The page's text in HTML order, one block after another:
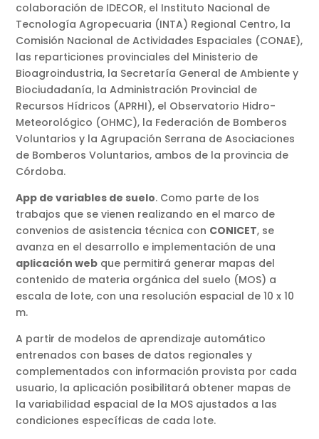
colaboración de IDECOR, el Instituto Nacional de
Tecnología Agropecuaria (INTA) Regional Centro, la
Comisión Nacional de Actividades Espaciales (CONAE),
las reparticiones provinciales del Ministerio de
Bioagroindustria, la Secretaría General de Ambiente y
Biociudadanía, la Administración Provincial de
Recursos Hídricos (APRHI), el Observatorio Hidro-
Meteorológico (OHMC), la Federación de Bomberos
Voluntarios y la Agrupación Serrana de Asociaciones
de Bomberos Voluntarios, ambos de la provincia de
Córdoba.
App de variables de suelo. Como parte de los
trabajos que se vienen realizando en el marco de
convenios de asistencia técnica con CONICET, se
avanza en el desarrollo e implementación de una
aplicación web que permitirá generar mapas del
contenido de materia orgánica del suelo (MOS) a
escala de lote, con una resolución espacial de 10 x 10
m.
A partir de modelos de aprendizaje automático
entrenados con bases de datos regionales y
complementados con información provista por cada
usuario, la aplicación posibilitará obtener mapas de
la variabilidad espacial de la MOS ajustados a las
condiciones específicas de cada lote.